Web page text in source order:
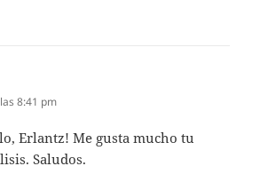
8:41 pm
Erlantz! Me gusta mucho tu
Saludos.